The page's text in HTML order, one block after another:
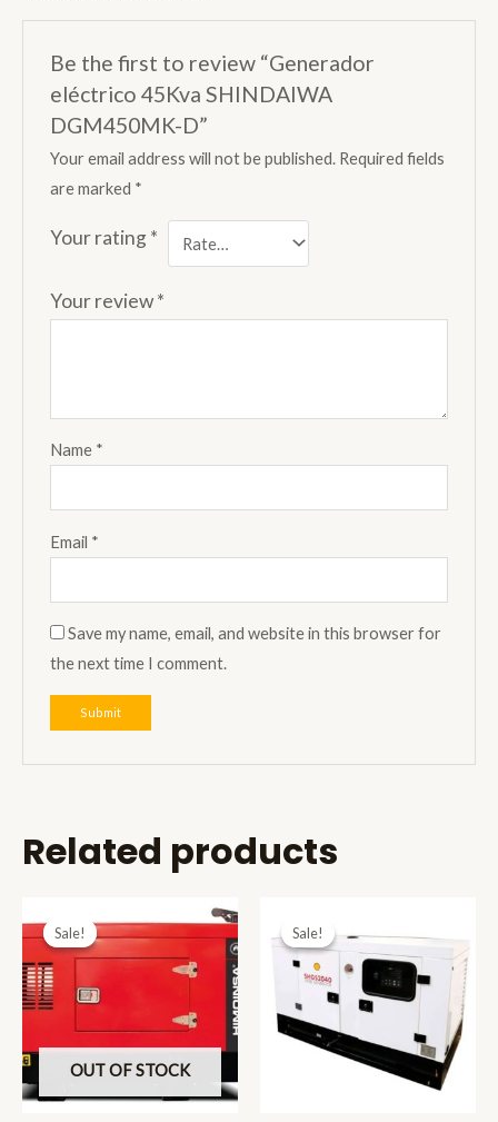
Be the first to review “Generador
eléctrico 45Kva SHINDAIWA
DGM450MK-D”
Your email address will not be published. Required fields
are marked *
Your rating*
Your review*
Name *
Email *
Save my name, email, and website in this browser for
the next time I comment.
Related products
Sale!
OUT OF STOCK
Sale! Sale!
Sale!